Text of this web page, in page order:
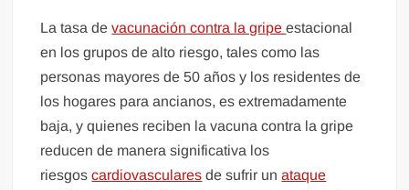
La tasa devacunación contra la gripeestacional
en los grupos de alto riesgo, tales como las
personas mayores de 50 años y los residentes de
los hogares para ancianos, es extremadamente
baja, y quienes reciben la vacuna contra la gripe
reducen de manera significativa los
riesgoscardiovasculares de sufrir unataque